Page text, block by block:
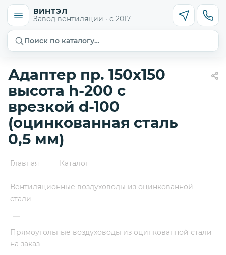
ВИНТЭЛ
Завод вентиляции · с 2017
Поиск по каталогу…
Адаптер пр. 150х150
высота h-200 с
врезкой d-100
(оцинкованная сталь
0,5 мм)
Главная — Каталог —
Вентиляционные воздуховоды из оцинкованной
стали
—
Прямоугольные воздуховоды из оцинкованной стали
на заказ